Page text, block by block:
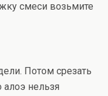
смеси возьмите
Потом срезать
алоэ нельзя